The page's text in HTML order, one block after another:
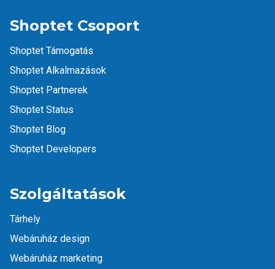
Shoptet Csoport
Shoptet Támogatás
Shoptet Alkalmazások
Shoptet Partnerek
Shoptet Status
Shoptet Blog
Shoptet Developers
Szolgáltatások
Tárhely
Webáruház design
Webáruház marketing